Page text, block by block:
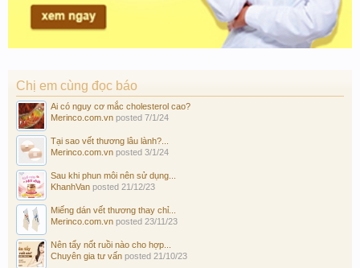
Chị em cùng đọc báo
Ai có nguy cơ mắc cholesterol cao?
Merinco.com.vn posted 7/1/24
Tại sao vết thương lâu lành?...
Merinco.com.vn posted 3/1/24
Sau khi phun môi nên sử dụng...
KhanhVan posted 21/12/23
Miếng dán vết thương thay chỉ...
Merinco.com.vn posted 23/11/23
Nên tẩy nốt ruồi nào cho hợp...
Chuyên gia tư vấn posted 21/10/23